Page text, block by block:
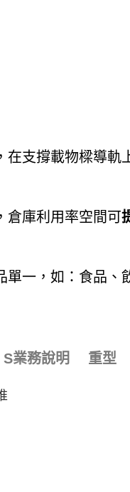
在支撐載物樑導軌
倉庫利用率空間可
單一，如：食品、
S業務說明 重型